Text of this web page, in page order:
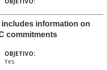
includes information on
commitments
Yes